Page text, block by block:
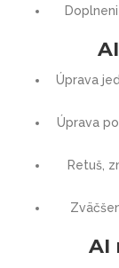
Úprava
Úprava
Retuš,
AI